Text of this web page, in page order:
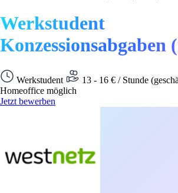
Werkstudent
Konzessionsabgaben
Werkstudent 13 - 16 € / Stunde
Homeoffice möglich
Jetzt bewerben